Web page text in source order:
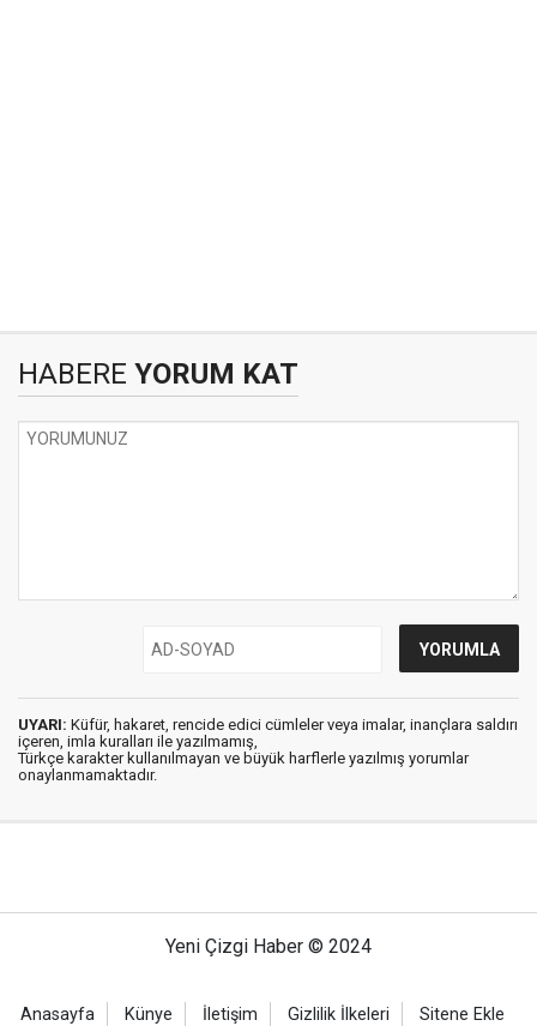
HABERE YORUM KAT
UYARI: Küfür, hakaret, rencide edici cümleler veya imalar, inançlara saldırı
içeren, imla kuralları ile yazılmamış,
Türkçe karakter kullanılmayan ve büyük harflerle yazılmış yorumlar
onaylanmamaktadır.
Yeni Çizgi Haber © 2024
Anasayfa Künye İletişim Gizlilik İlkeleri Sitene Ekle